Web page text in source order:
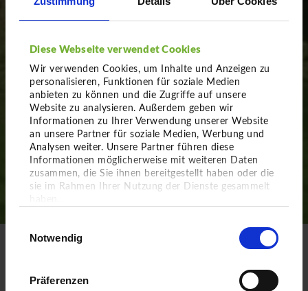
Diese Webseite verwendet Cookies
Wir verwenden Cookies, um Inhalte und Anzeigen zu
personalisieren, Funktionen für soziale Medien
anbieten zu können und die Zugriffe auf unsere
Website zu analysieren. Außerdem geben wir
Informationen zu Ihrer Verwendung unserer Website
an unsere Partner für soziale Medien, Werbung und
Analysen weiter. Unsere Partner führen diese
Informationen möglicherweise mit weiteren Daten
zusammen, die Sie ihnen bereitgestellt haben oder die
sie im Rahmen Ihrer Nutzung der Dienste gesammelt
Datenschutz
Notwendig
Präferenzen